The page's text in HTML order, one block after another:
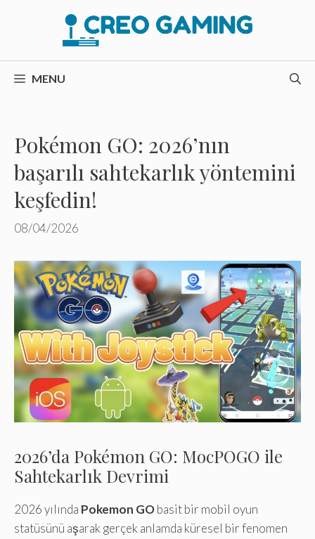
MENU
Pokémon GO: 2026’nın
başarılı sahtekarlık yöntemini
keşfedin!
08/04/2026
2026’da Pokémon GO: MocPOGO ile
Sahtekarlık Devrimi
2026 yılında Pokemon GObasit bir mobil oyun
statüsünü aşarak gerçek anlamda küresel bir fenomen